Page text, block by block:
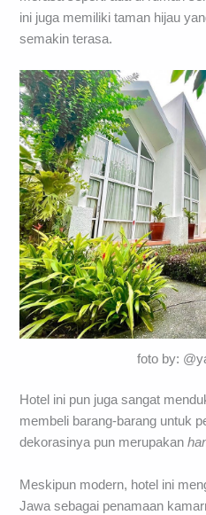
ini juga memiliki taman hijau
semakin terasa.
foto by:
Hotel ini pun juga sangat
membeli barang-barang untuk
dekorasinya pun merupakan
Meskipun modern, hotel ini
Jawa sebagai penamaan